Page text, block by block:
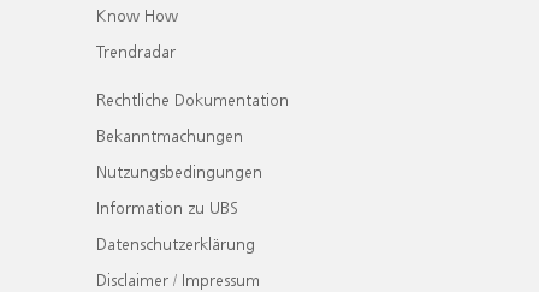
Know How
Trendradar
Rechtliche Dokumentation
Bekanntmachungen
Nutzungsbedingungen
Information zu UBS
Datenschutzerklärung
Disclaimer / Impressum